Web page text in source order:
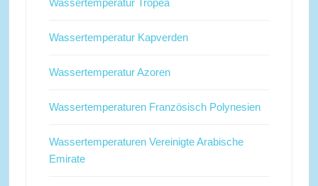
Wassertemperatur Tropea
Wassertemperatur Kapverden
Wassertemperatur Azoren
Wassertemperaturen Französisch Polynesien
Wassertemperaturen Vereinigte Arabische
Emirate